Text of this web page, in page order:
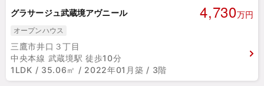
グラサージュ武蔵境アヴニール 4,730万円
オープンハウス
三鷹市井口３丁目
中央本線 武蔵境駅 徒歩10分
1LDK / 35.06㎡ / 2022年01月築 / 3階